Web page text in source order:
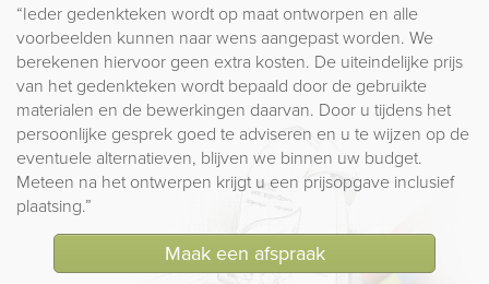
“Ieder gedenkteken wordt op maat ontworpen en alle
voorbeelden kunnen naar wens aangepast worden. We
berekenen hiervoor geen extra kosten. De uiteindelijke prijs
van het gedenkteken wordt bepaald door de gebruikte
materialen en de bewerkingen daarvan. Door u tijdens het
persoonlijke gesprek goed te adviseren en u te wijzen op de
eventuele alternatieven, blijven we binnen uw budget.
Meteen na het ontwerpen krijgt u een prijsopgave inclusief
plaatsing.”
Maak een afspraak